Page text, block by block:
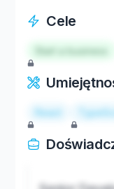
Cele
Start a business
React